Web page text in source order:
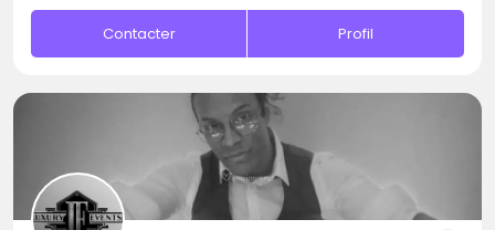
Contacter Profil